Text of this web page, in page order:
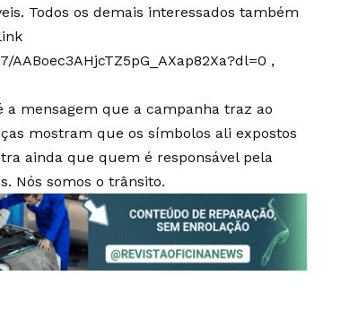
Todos os demais interessados também
,
a mensagem que a campanha traz ao
mostram que os símbolos ali expostos
ainda que quem é responsável pela
Nós somos o trânsito.